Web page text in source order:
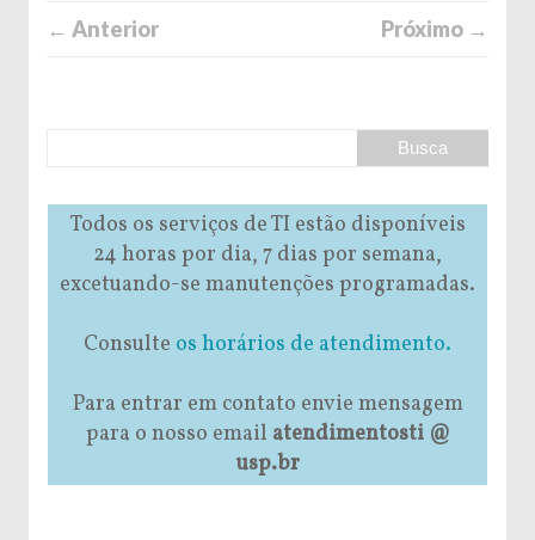
← Anterior Próximo →
Todos os serviços de TI estão disponíveis
24 horas por dia, 7 dias por semana,
excetuando-se manutenções programadas.
Consulte os horários de atendimento.
Para entrar em contato envie mensagem
para o nosso email atendimentosti @
usp.br